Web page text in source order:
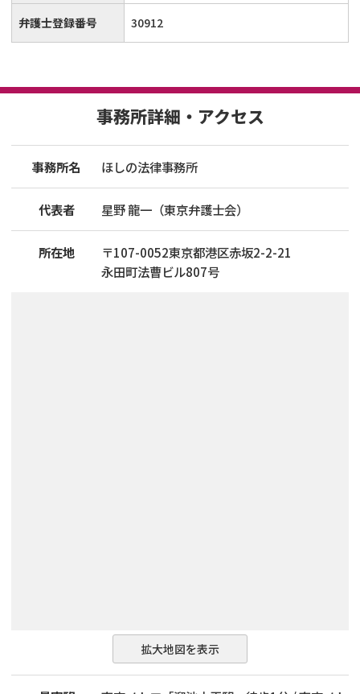
弁護士登録番号 30912
事務所詳細・アクセス
事務所名 ほしの法律事務所
代表者 星野 龍一（東京弁護士会）
所在地 〒107-0052東京都港区赤坂2-2-21
永田町法曹ビル807号
拡大地図を表示